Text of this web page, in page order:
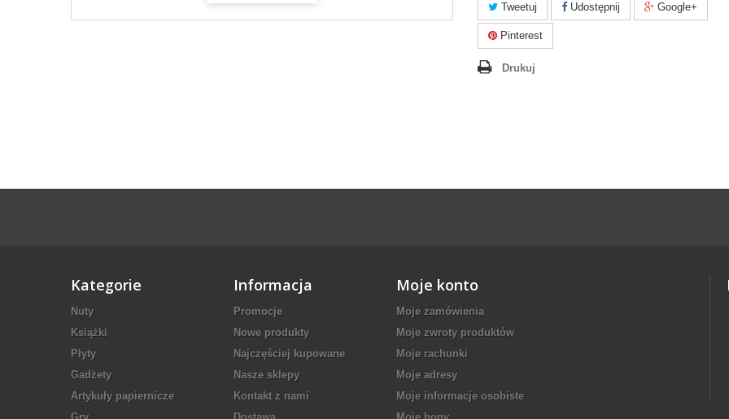
Tweetuj Udostępnij Google+
Pinterest
Drukuj
Kategorie
Nuty
Książki
Płyty
Gadżety
Artykuły papiernicze
Informacja
Promocje
Nowe produkty
Najczęściej kupowane
Nasze sklepy
Kontakt z nami
Moje konto
Moje zamówienia
Moje zwroty produktów
Moje rachunki
Moje adresy
Moje informacje osobiste